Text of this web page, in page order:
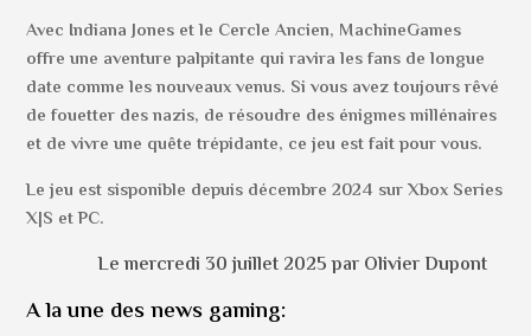
Avec Indiana Jones et le Cercle Ancien, MachineGames
offre une aventure palpitante qui ravira les fans de longue
date comme les nouveaux venus. Si vous avez toujours rêvé
de fouetter des nazis, de résoudre des énigmes millénaires
et de vivre une quête trépidante, ce jeu est fait pour vous.
Le jeu est sisponible depuis décembre 2024 sur Xbox Series
X|S et PC.
Le mercredi 30 juillet 2025 par Olivier Dupont
A la une des news gaming: